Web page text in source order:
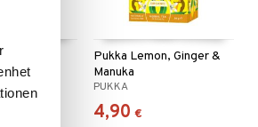
Pukka Lemon, Ginger &
Manuka
PUKKA
4,90 €